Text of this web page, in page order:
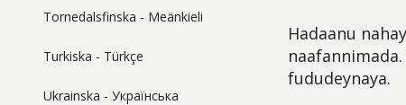
Tornedalsfinska - Meänkieli
Turkiska - Türkçe
Ukrainska - Українська
Hadaanu
fududeynaya.